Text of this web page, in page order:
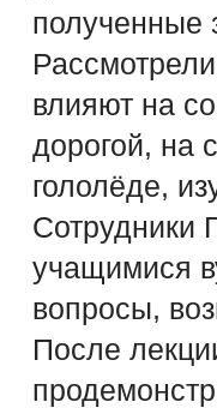
полученные
влияют на
дорогой, на
гололёде,
Сотрудники
учащимися
вопросы,
После